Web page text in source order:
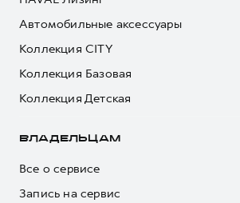
Автомобильные аксессуары
Коллекция CITY
Коллекция Базовая
Коллекция Детская
ВЛАДЕЛЬЦАМ
Все о сервисе
Запись на сервис